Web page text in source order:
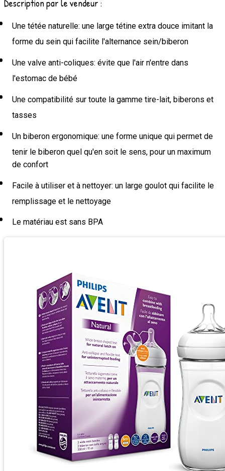
Description par le vendeur :
Une tétée naturelle: une large tétine extra douce imitant la
forme du sein qui facilite l'alternance sein/biberon
Une valve anti-coliques: évite que l'air n'entre dans
l'estomac de bébé
Une compatibilité sur toute la gamme tire-lait, biberons et
tasses
Un biberon ergonomique: une forme unique qui permet de
tenir le biberon quel qu'en soit le sens, pour un maximum
de confort
Facile à utiliser et à nettoyer: un large goulot qui facilite le
remplissage et le nettoyage
Le matériau est sans BPA